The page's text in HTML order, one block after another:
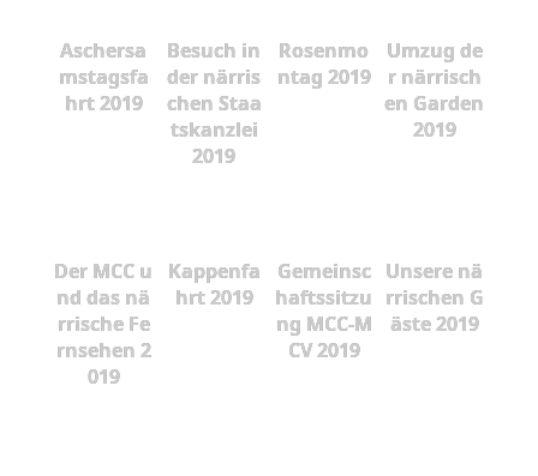
Aschersa
mstagsfa
hrt 2019
Besuch in
der närris
chen Staa
tskanzlei
2019
Rosenmo
ntag 2019
Umzug de
r närrisch
en Garden
2019
Der MCC u
nd das nä
rrische Fe
rnsehen 2
019
Kappenfa
hrt 2019
Gemeinsc
haftssitzu
ng MCC-M
CV 2019
Unsere nä
rrischen G
äste 2019